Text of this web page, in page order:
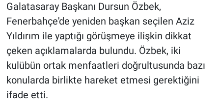
Galatasaray Başkanı Dursun Özbek,
Fenerbahçe'de yeniden başkan seçilen Aziz
Yıldırım ile yaptığı görüşmeye ilişkin dikkat
çeken açıklamalarda bulundu. Özbek, iki
kulübün ortak menfaatleri doğrultusunda bazı
konularda birlikte hareket etmesi gerektiğini
ifade etti.
ÇEVRE
HABERDE İNSAN
POLİTİKA
SPOR